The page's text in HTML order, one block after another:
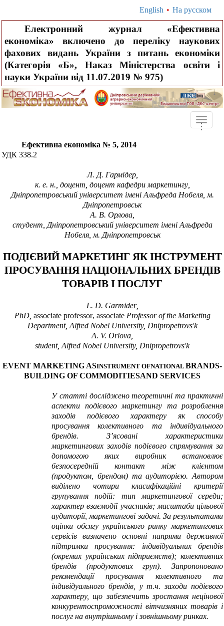
English • На русском
Електронний журнал «Ефективна
економіка» включено до переліку наукових
фахових видань України з питань економіки
(Категорія «Б», Наказ Міністерства освіти і
науки України від 11.07.2019 № 975)
Toggle
...
Ефективна економіка № 5, 2014
УДК 338.2
Л. Д. Гармідер,
к. е. н., доцент, доцент кафедри маркетингу,
Дніпропетровський університет імені Альфреда Нобеля, м.
Дніпропетровськ
А. В. Орлова
студент Дніпропетровський університет імені Альфреда
Нобеля, м. Дніпропетровськ
ПОДІЄВИЙ МАРКЕТИНГ ЯК ІНСТРУМЕНТ
ПРОСУВАННЯ НАЦІОНАЛЬНИХ БРЕНДІВ
ТОВАРІВ І ПОСЛУГ
L. D. Garmider,
PhD, associate professor, associateProfessor of the Marketing
Department, Alfred Nobel University, Dnipropetrovs'k
A. V. Orlova,
student, Alfred Nobel University, Dnipropetrovs'k
EVENT MARKETING ASINSTRUMENT OFNATIONAL BRANDS-
BUILDING OF COMMODITIESAND SERVICES
У статті досліджено теоретичні та практичні
аспекти подієвого маркетингу та розроблення
заходів подієвого характеру як способу
просування колективного та індивідуального
брендів. З’ясовані характеристики
маркетингових заходів подієвого спрямування за
допомогою яких виробник встановлює
безпосередній контакт між клієнтом
(продуктом, брендом) та аудиторією. Автором
виділено чотири класифікаційні критерії
групування подій: тип маркетингової середи;
характер взаємодії учасників; масштаби цільової
аудиторії, маркетингові задачі. За результатами
оцінки обсягу українського ринку маркетингових
сервісів визначено основні напрями державної
підтримки просування: індивідуальних брендів
(окремих українських підприємств); колективних
брендів (продуктових груп). Запропоновано
рекомендації просування колективного та
індивідуального брендів, у т.ч. заходи подієвого
характеру, що забезпечить зростання нецінової
конкурентоспроможності вітчизняних товарів і
послуг на внутрішньому і зовнішньому ринках.